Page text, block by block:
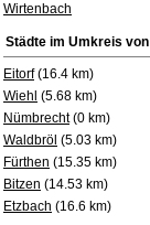
Wirtenbach
Städte im Umkreis von
Eitorf(16.4 km)
Wiehl (5.68 km)
Nümbrecht(0 km)
Waldbröl (5.03 km)
Fürthen (15.35 km)
Bitzen (14.53 km)
Etzbach (16.6 km)